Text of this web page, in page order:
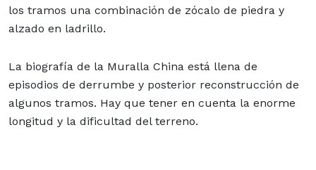
los tramos una combinación de zócalo de piedra y
alzado en ladrillo.
La biografía de la Muralla China está llena de
episodios de derrumbe y posterior reconstrucción de
algunos tramos. Hay que tener en cuenta la enorme
longitud y la dificultad del terreno.